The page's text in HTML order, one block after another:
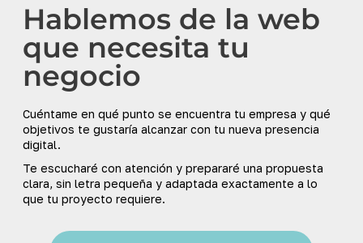
Hablemos de la web
que necesita tu
negocio
Cuéntame en qué punto se encuentra tu empresa y qué
objetivos te gustaría alcanzar con tu nueva presencia
digital.
Te escucharé con atención y prepararé una propuesta
clara, sin letra pequeña y adaptada exactamente a lo
que tu proyecto requiere.